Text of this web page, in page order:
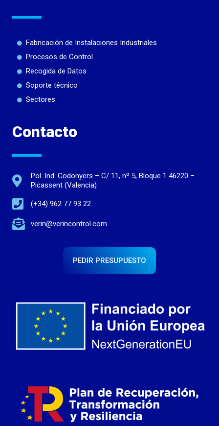
Fabricación de Instalaciones Industriales
Procesos de Control
Recogida de Datos
Soporte técnico
Sectores
Contacto
Pol. Ind. Codonyers – C/ 11, nº 5, Bloque 1 46220 –
Picassent (Valencia)
(+34) 962 77 93 22
verin@verincontrol.com
PEDIR PRESUPUESTO